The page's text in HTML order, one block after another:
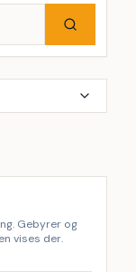
Gebyrer og
vises der.